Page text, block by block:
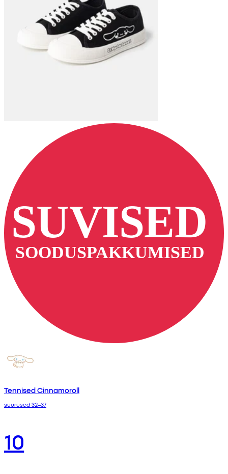
Tennised Cinnamoroll
suurused 32–37
10